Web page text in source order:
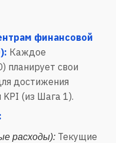
финансовой
Каждое
планирует свои
достижения
(из Шага 1).
расходы): Текущие